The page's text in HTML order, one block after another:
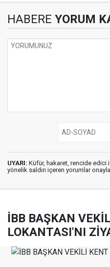
HABERE YORUM
UYARI: Küfür, hakaret, rencide edici
yönelik saldırı içeren yorumlar
İBB BAŞKAN
LOKANTASI'NI